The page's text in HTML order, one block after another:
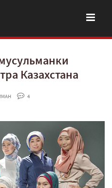
Казахстана
4